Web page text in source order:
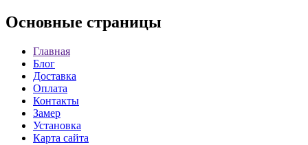
Основные страницы
Главная
Блог
Доставка
Оплата
Контакты
Замер
Установка
Карта сайта